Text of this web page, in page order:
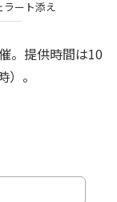
ラート添え
。提供時間は10
。